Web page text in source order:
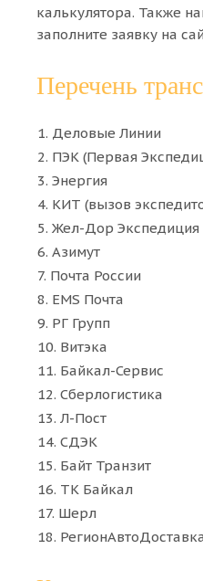
калькулятора. Также
заполните заявку на
Перечень
1. Деловые Линии
2. ПЭК (Первая
3. Энергия
4. КИТ (вызов
5. Жел-Дор Экспедиция
6. Азимут
7. Почта России
8. EMS Почта
9. РГ Групп
10. Витэка
11. Байкал-Сервис
12. Сберлогистика
13. Л-Пост
14. СДЭК
15. Байт Транзит
16. ТК Байкал
17. Шерл
18.